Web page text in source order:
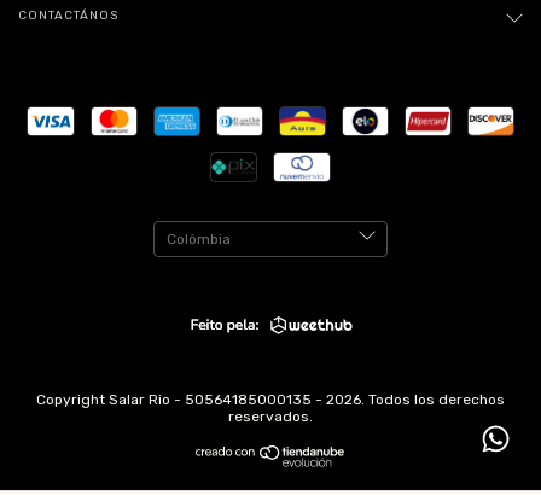
CONTACTÁNOS
Copyright Salar Rio - 50564185000135 - 2026. Todos los derechos
reservados.